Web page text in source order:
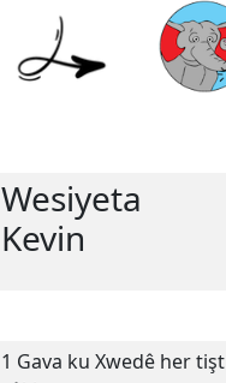
Wesiyeta
Kevin
1 Gava ku Xwedê her tişt